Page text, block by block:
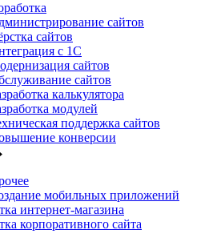
сайтов
сайтов
с 1С
сайтов
сайтов
калькулятора
модулей
поддержка сайтов
конверсии
мобильных приложений
интернет-магазина
корпоративного сайта